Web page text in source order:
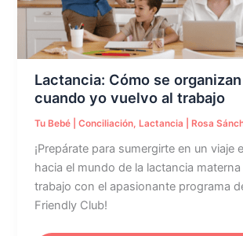
Lactancia: Cómo se
cuando yo vuelvo al trabajo
Tu Bebé |Conciliación Lactancia Rosa
¡Prepárate para sumergirte en un viaje
hacia el mundo de la lactancia
trabajo con el apasionante programa
Friendly Club!
cuando
yo
vuelvo
trabajo